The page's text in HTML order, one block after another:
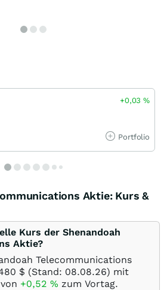
+0,03%
Portfolio
Aktie: Kurs &
Kurs der Shenandoah
Aktie?
Telecommunications
$ (Stand: 08.08.26) mit
+0,52 % zum Vortag.